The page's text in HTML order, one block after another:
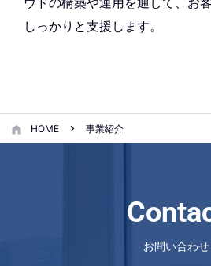
しっかりと支援します。
HOME 事業紹介
お問い合わせ